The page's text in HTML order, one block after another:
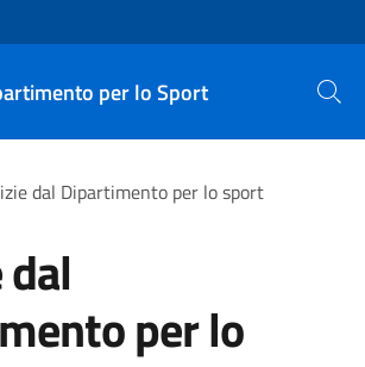
sito
per lo Sport Cerca
dal Dipartimento per lo sport
per lo